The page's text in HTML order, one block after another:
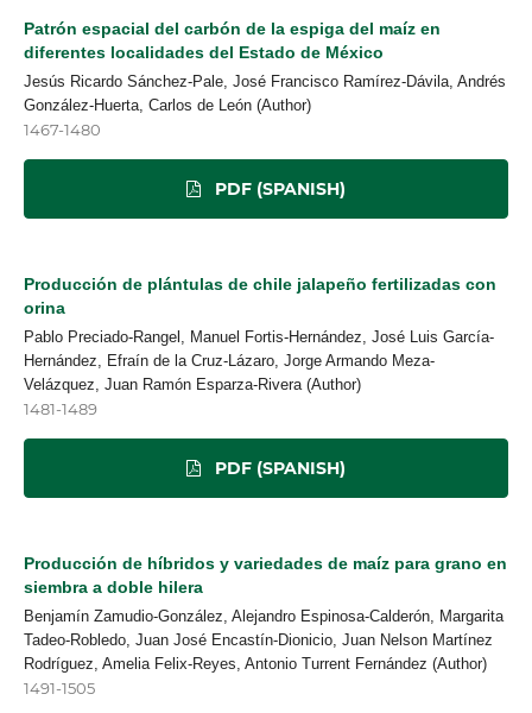
Patrón espacial del carbón de la espiga del maíz en
diferentes localidades del Estado de México
Jesús Ricardo Sánchez-Pale, José Francisco Ramírez-Dávila, Andrés
González-Huerta, Carlos de León (Author)
1467-1480
PDF (SPANISH)
Producción de plántulas de chile jalapeño fertilizadas con
orina
Pablo Preciado-Rangel, Manuel Fortis-Hernández, José Luis García-
Hernández, Efraín de la Cruz-Lázaro, Jorge Armando Meza-
Velázquez, Juan Ramón Esparza-Rivera (Author)
1481-1489
PDF (SPANISH)
Producción de híbridos y variedades de maíz para grano en
siembra a doble hilera
Benjamín Zamudio-González, Alejandro Espinosa-Calderón, Margarita
Tadeo-Robledo, Juan José Encastín-Dionicio, Juan Nelson Martínez
Rodríguez, Amelia Felix-Reyes, Antonio Turrent Fernández (Author)
1491-1505